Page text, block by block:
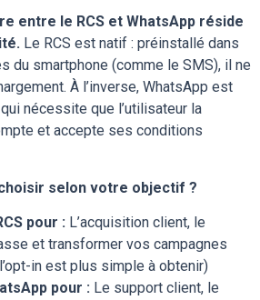
entre le RCS et WhatsApp réside
Le RCS est natif : préinstallé dans
du smartphone (comme le SMS), il ne
À l’inverse, WhatsApp est
nécessite que l’utilisateur la
et accepte ses conditions
selon votre objectif ?
pour : L’acquisition client, le
et transformer vos campagnes
in est plus simple à obtenir)
pour : Le support client, le